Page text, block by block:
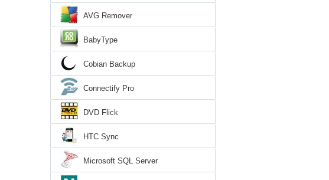
AVG Remover
BabyType
Cobian Backup
Connectify Pro
DVD Flick
HTC Sync
Microsoft SQL Server